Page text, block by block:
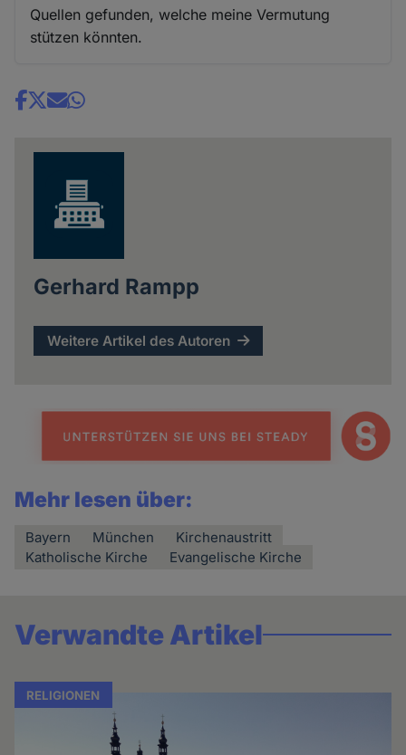
Quellen gefunden, welche meine Vermutung
stützen könnten.
Share
Gerhard Rampp
Weitere Artikel des Autoren
Mehr lesen über:
Bayern München
Kirchenaustritt
Katholische Kirche
Evangelische Kirche
Verwandte Artikel
RELIGIONEN